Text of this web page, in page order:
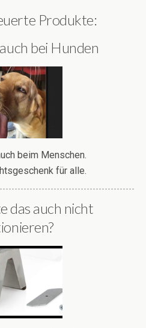
Produkte:
bei Hunden
beim Menschen.
für alle.
das auch nicht